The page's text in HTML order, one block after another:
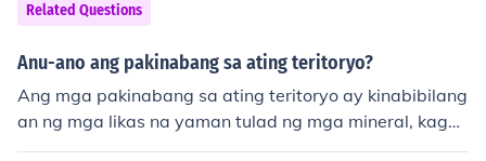
Related Questions
Anu-ano ang pakinabang sa ating teritoryo?
Ang mga pakinabang sa ating teritoryo ay kinabibilang
an ng mga likas na yaman tulad ng mga mineral, kagub
atan, at mga anyong-tubig na nagsisilbing pinagkukun